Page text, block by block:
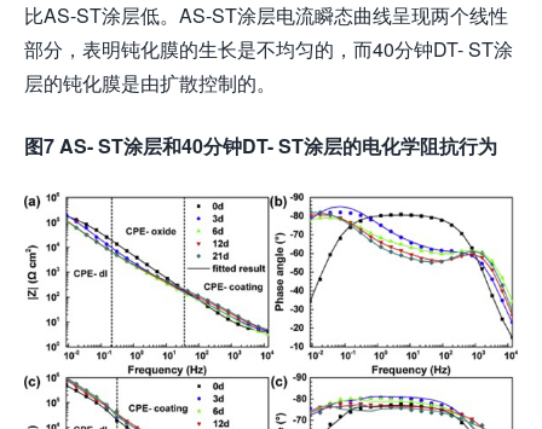
比AS-ST涂层低。AS-ST涂层电流瞬态曲线呈现两个线性
部分，表明钝化膜的生长是不均匀的，而40分钟DT- ST涂
层的钝化膜是由扩散控制的。
图7 AS- ST涂层和40分钟DT- ST涂层的电化学阻抗行为